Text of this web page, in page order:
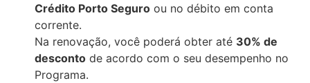
Crédito Porto Seguro ou no débito em conta
corrente.
Na renovação, você poderá obter até 30% de
desconto de acordo com o seu desempenho no
Programa.